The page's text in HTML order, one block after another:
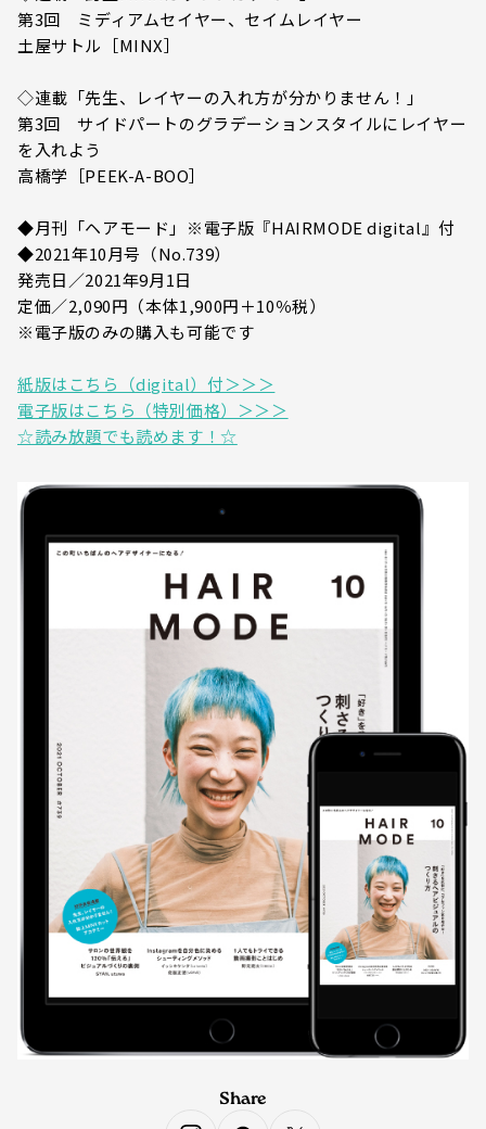
第3回 ミディアムセイヤー、セイムレイヤー
土屋サトル［MINX］
◇連載「先生、レイヤーの入れ方が分かりません！」
第3回 サイドパートのグラデーションスタイルにレイヤー
を入れよう
高橋学［PEEK-A-BOO］
◆月刊「ヘアモード」※電子版『HAIRMODE digital』付
◆2021年10月号（No.739）
発売日／2021年9月1日
定価／2,090円（本体1,900円＋10％税）
※電子版のみの購入も可能です
紙版はこちら（digital）付＞＞＞
電子版はこちら（特別価格）＞＞＞
☆読み放題でも読めます！☆
Share